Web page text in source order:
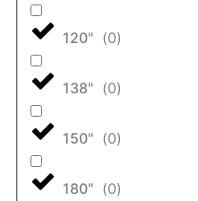
120" (0)
138" (0)
150" (0)
180" (0)